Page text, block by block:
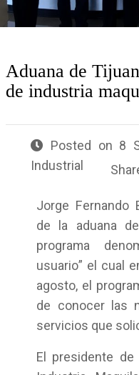
Aduana de
de industria
Posted on 8
Industrial
Jorge Fernando
de la aduana
programa
usuario” el cual
agosto, el
de conocer las
servicios que
El presidente de